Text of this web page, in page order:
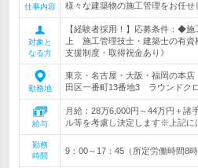
仕事内容
様々な建築物の施工管理をお任せ
対象と
なる方
【経験者採用！】応募条件：◆
上 施工管理技士・建築士の有
支援制度・取得祝金あり》
勤務地
東京・名古屋・大阪・福岡の本
田区一番町13番地3 ラウンドク
給与
月給：28万6,000円～44万円＋
ル等を考慮し決定します※上記に
勤務
時間
9：00～17：45（所定労働時間8時